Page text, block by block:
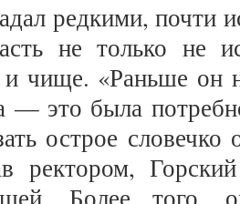
редкими, почти
не только не
чище. «Раньше он
— это была
острое словечко
ректором,